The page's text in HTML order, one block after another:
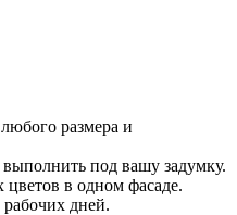
размера и
под вашу задумку.
цветов в одном фасаде.
рабочих дней.